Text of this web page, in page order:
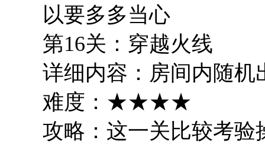
以要多多当心
第16关：穿越火线
详细内容：房间内随机
难度：★★★★
攻略：这一关比较考验